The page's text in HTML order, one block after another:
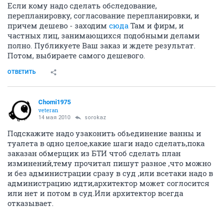
Если кому надо сделать обследование,
перепланировку, согласование перепланировки, и
причем дешево - заходим сюда Там и фирм, и
частных лиц, занимающихся подобными делами
полно. Публикуете Ваш заказ и ждете результат.
Потом, выбираете самого дешевого.
ОТВЕТИТЬ
Chomi1975
veteran
14 мая 2010 sorokaz
Подскажите надо узаконить обьединение ванны и
туалета в одно целое,какие шаги надо сделать,пока
заказан обмерщик из БТИ чтоб сделать план
изминений,тему прочитал пишут разное ,что можно
и без администрации сразу в суд ,или всетаки надо в
администрацию идти,архитектор может соглосится
или нет и потом в суд.Или архитектор всегда
отказывает.